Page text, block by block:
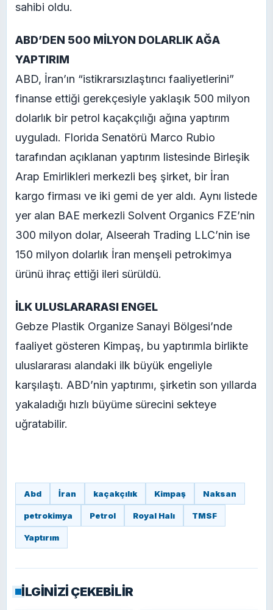
sahibi oldu.
ABD’DEN 500 MİLYON DOLARLIK AĞA
YAPTIRIM
ABD, İran’ın “istikrarsızlaştırıcı faaliyetlerini”
finanse ettiği gerekçesiyle yaklaşık 500 milyon
dolarlık bir petrol kaçakçılığı ağına yaptırım
uyguladı. Florida Senatörü Marco Rubio
tarafından açıklanan yaptırım listesinde Birleşik
Arap Emirlikleri merkezli beş şirket, bir İran
kargo firması ve iki gemi de yer aldı. Aynı listede
yer alan BAE merkezli Solvent Organics FZE’nin
300 milyon dolar, Alseerah Trading LLC’nin ise
150 milyon dolarlık İran menşeli petrokimya
ürünü ihraç ettiği ileri sürüldü.
İLK ULUSLARARASI ENGEL
Gebze Plastik Organize Sanayi Bölgesi’nde
faaliyet gösteren Kimpaş, bu yaptırımla birlikte
uluslararası alandaki ilk büyük engeliyle
karşılaştı. ABD’nin yaptırımı, şirketin son yıllarda
yakaladığı hızlı büyüme sürecini sekteye
uğratabilir.
Abd İran kaçakçılık Kimpaş Naksan
petrokimya Petrol Royal Halı TMSF
Yaptırım
İLGİNİZİ ÇEKEBİLİR